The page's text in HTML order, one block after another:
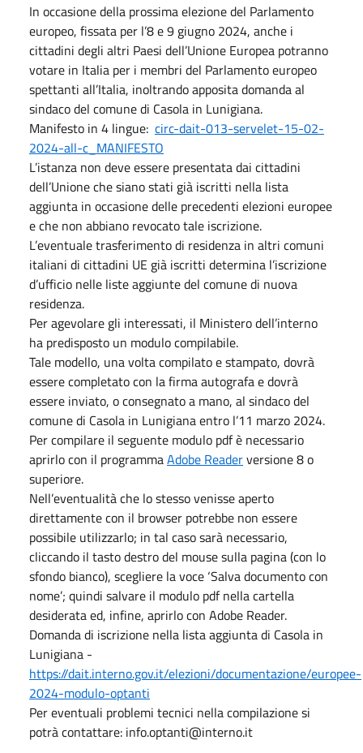
In occasione della prossima elezione del Parlamento
europeo, fissata per l’8 e 9 giugno 2024, anche i
cittadini degli altri Paesi dell’Unione Europea potranno
votare in Italia per i membri del Parlamento europeo
spettanti all’Italia, inoltrando apposita domanda al
sindaco del comune di Casola in Lunigiana.
Manifesto in 4 lingue: circ-dait-013-servelet-15-02-
2024-all-c_MANIFESTO
L’istanza non deve essere presentata dai cittadini
dell’Unione che siano stati già iscritti nella lista
aggiunta in occasione delle precedenti elezioni europee
e che non abbiano revocato tale iscrizione.
L’eventuale trasferimento di residenza in altri comuni
italiani di cittadini UE già iscritti determina l’iscrizione
d’ufficio nelle liste aggiunte del comune di nuova
residenza.
Per agevolare gli interessati, il Ministero dell’interno
ha predisposto un modulo compilabile.
Tale modello, una volta compilato e stampato, dovrà
essere completato con la firma autografa e dovrà
essere inviato, o consegnato a mano, al sindaco del
comune di Casola in Lunigiana entro l’11 marzo 2024.
Per compilare il seguente modulo pdf è necessario
aprirlo con il programmaAdobe Readerversione 8 o
superiore.
Nell’eventualità che lo stesso venisse aperto
direttamente con il browser potrebbe non essere
possibile utilizzarlo; in tal caso sarà necessario,
cliccando il tasto destro del mouse sulla pagina (con lo
sfondo bianco), scegliere la voce ‘Salva documento con
nome’; quindi salvare il modulo pdf nella cartella
desiderata ed, infine, aprirlo con Adobe Reader.
Domanda di iscrizione nella lista aggiunta di Casola in
Lunigiana -
https://dait.interno.gov.it/elezioni/documentazione/europee-
2024-modulo-optanti
Per eventuali problemi tecnici nella compilazione si
potrà contattare: info.optanti@interno.it